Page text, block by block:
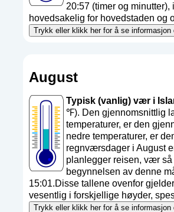
20:57 (timer og
hovedsakelig for hovedstaden og
Trykk eller klikk her for å se
August
Typisk (vanlig) vær i
℉). Den gjennomsnittlig
temperaturer, er den
nedre temperaturer, er
regnværsdager i August
planlegger reisen, vær
begynnelsen av denne
15:01.Disse tallene ovenfor
vesentlig i forskjellige høyder,
Trykk eller klikk her for å se